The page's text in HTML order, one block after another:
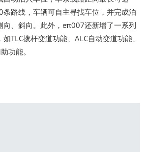
路线，车辆可自主寻找车位，并完成泊
向、斜向。此外，eπ007还新增了一系列
TLC拨杆变道功能、ALC自动变道功能、
功能。